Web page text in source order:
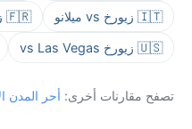
🇮🇹 زيورخ vs ميلانو 🇫🇷 زيورخ vs باريس
🇺🇸 زيورخ vs Las Vegas
تصفح مقارنات أخرى: أحر المدن